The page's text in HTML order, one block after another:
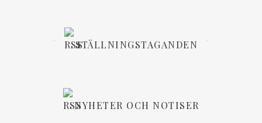
STÄLLNINGSTAGANDEN
NYHETER OCH NOTISER